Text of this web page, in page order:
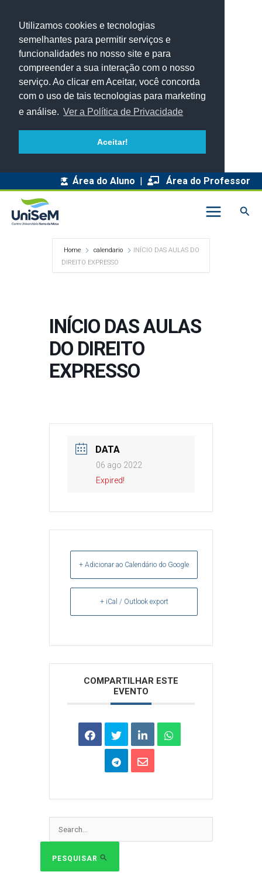
Utilizamos cookies e tecnologias
semelhantes para permitir serviços e
funcionalidades no nosso site e para
compreender a sua interação com o nosso
serviço. Ao clicar em Aceitar, você concorda
com o uso de tais tecnologias para marketing
e análise. Ver a Política de Privacidade
Aceitar!
Área do Aluno | Área do Professor
Home calendario
INÍCIO DAS AULAS DO
DIREITO EXPRESSO
INÍCIO DAS AULAS
DO DIREITO
EXPRESSO
DATA
06 ago 2022
Expired!
+ Adicionar ao Calendário do Google
+ iCal / Outlook export
COMPARTILHAR ESTE
EVENTO
Pesquisar
PESQUISAR